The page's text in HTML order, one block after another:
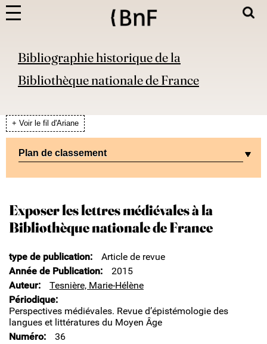
Bibliographie historique de la
Bibliothèque nationale de France
+ Voir le fil d'Ariane
Plan de classement
Exposer les lettres médiévales à la
Bibliothèque nationale de France
type de publication
Article de revue
Année de Publication
2015
Auteur
Tesnière, Marie-Hélène
Périodique
Perspectives médiévales. Revue d’épistémologie des
langues et littératures du Moyen Âge
Numéro
36